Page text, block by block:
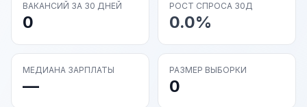
ВАКАНСИЙ ЗА 30 ДНЕЙ
0
РОСТ СПРОСА 30Д
0.0%
МЕДИАНА ЗАРПЛАТЫ
—
РАЗМЕР ВЫБОРКИ
0